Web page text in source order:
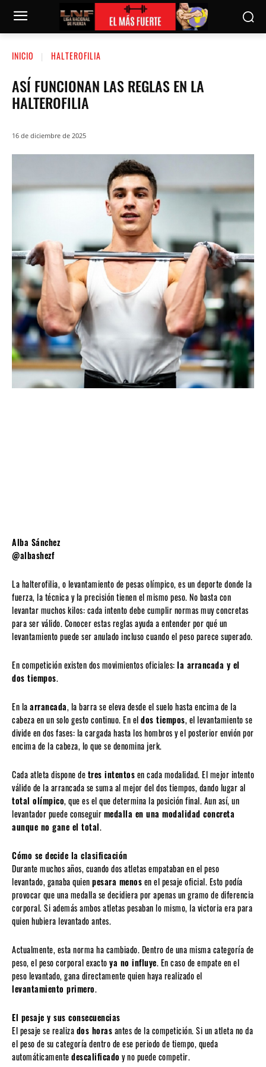
INICIO HALTEROFILIA
ASÍ FUNCIONAN LAS REGLAS EN LA
HALTEROFILIA
16 de diciembre de 2025
Alba Sánchez
@albashezf
La halterofilia, o levantamiento de pesas olímpico, es un deporte donde la
fuerza, la técnica y la precisión tienen el mismo peso. No basta con
levantar muchos kilos: cada intento debe cumplir normas muy concretas
para ser válido. Conocer estas reglas ayuda a entender por qué un
levantamiento puede ser anulado incluso cuando el peso parece superado.
En competición existen dos movimientos oficiales:la arrancada y el
dos tiempos.
En laarrancada, la barra se eleva desde el suelo hasta encima de la
cabeza en un solo gesto continuo. En eldos tiempos, el levantamiento se
divide en dos fases: la cargada hasta los hombros y el posterior envión por
encima de la cabeza, lo que se denomina jerk.
Cada atleta dispone detres intentosen cada modalidad. El mejor intento
válido de la arrancada se suma al mejor del dos tiempos, dando lugar al
total olímpico, que es el que determina la posición final. Aun así, un
levantador puede conseguirmedalla en una modalidad concreta
aunque no gane el total.
Cómo se decide la clasificación
Durante muchos años, cuando dos atletas empataban en el peso
levantado, ganaba quienpesara menosen el pesaje oficial. Esto podía
provocar que una medalla se decidiera por apenas un gramo de diferencia
corporal. Si además ambos atletas pesaban lo mismo, la victoria era para
quien hubiera levantado antes.
Actualmente, esta norma ha cambiado. Dentro de una misma categoría de
peso, el peso corporal exactoya no influye. En caso de empate en el
peso levantado, gana directamente quien haya realizado el
levantamiento primero.
El pesaje y sus consecuencias
El pesaje se realizados horasantes de la competición. Si un atleta no da
el peso de su categoría dentro de ese periodo de tiempo, queda
automáticamentedescalificado y no puede competir.